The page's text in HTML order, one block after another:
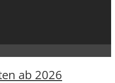
ab 2026